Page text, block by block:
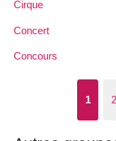
Cirque
Concert
Concours
1 2